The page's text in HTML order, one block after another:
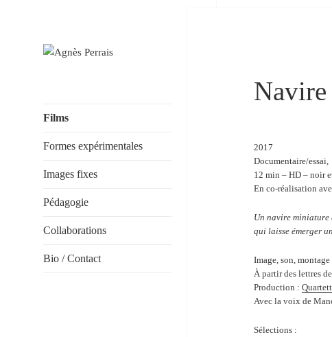
Films
Formes expérimentales
Images fixes
Pédagogie
Collaborations
Bio / Contact
Navire
2017
Documentaire/essai,
12 min – HD – noir
En co-réalisation
Un navire miniature
qui laisse émerger
Image, son,
À partir des lettres
Production :
Avec la voix de
Sélections :